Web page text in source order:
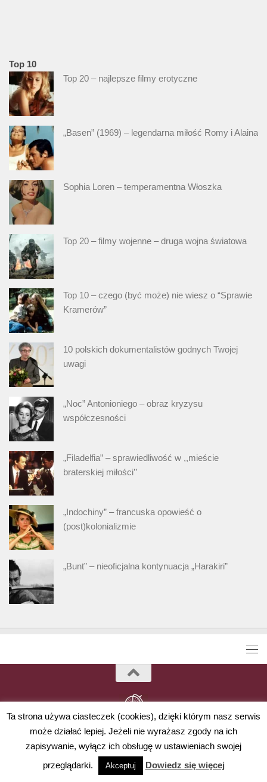
Top 10
Top 20 – najlepsze filmy erotyczne
„Basen” (1969) – legendarna miłość Romy i Alaina
Sophia Loren – temperamentna Włoszka
Top 20 – filmy wojenne – druga wojna światowa
Top 10 – czego (być może) nie wiesz o “Sprawie
Kramerów”
10 polskich dokumentalistów godnych Twojej
uwagi
„Noc” Antonioniego – obraz kryzysu
współczesności
„Filadelfia” – sprawiedliwość w ,,mieście
braterskiej miłości’’
„Indochiny” – francuska opowieść o
(post)kolonializmie
„Bunt” – nieoficjalna kontynuacja „Harakiri”
Powered by - Designed withHueman Pro
Ta strona używa ciasteczek (cookies), dzięki którym nasz serwis
może działać lepiej. Jeżeli nie wyrażasz zgody na ich
zapisywanie, wyłącz ich obsługę w ustawieniach swojej
przeglądarki.
Akceptuj Dowiedz się więcej